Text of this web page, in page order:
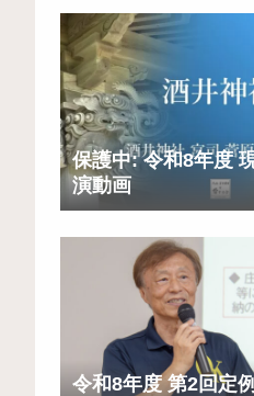
保護中: 令和8年度
演動画
令和8年度 第2回定